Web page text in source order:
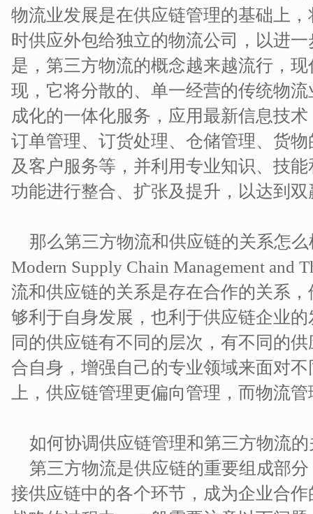
物流业发展是在供应链管理的基础上
时供应外包给独立的物流公司，以进
是，第三方物流的概念越来越流行，
现，它将分散的、单一经营的传统物
成化的一体化服务，应用最新信息技
订单管理、订货处理、仓储管理、货
及客户服务等，并利用专业知识、技
功能进行整合、扩张及提升，以达到
那么第三方物流和供应链的关系怎么
Modern Supply Chain Management and
流和供应链的关系是存在合作的关系
够利于自身发展，也利于供应链企业
同的供应链有不同的层次，有不同的
合自身，增强自己的专业领域来面对
上，供应链管理更偏向管理，而物流
如何协调供应链管理和第三方物流
第三方物流是供应链的重要组成部
接供应链中的各个环节，成为企业合